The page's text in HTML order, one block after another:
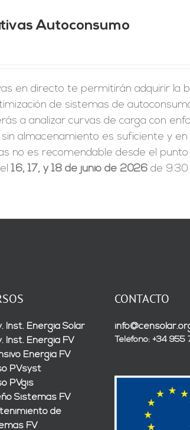
Autoconsumo
en directo te permitirán adquirir la
de sistemas de
a analizar curvas de carga con
almacenamiento es suficiente y
no es recomendable desde el
el16, 17, y 18 de junio de 2026 de 9:30
Inst. Energía Solar
Inst. Energía FV
Energía FV
PVsyst
PVgis
Sistemas FV
de
FV
CONTACTO
Teléfono: +34 955